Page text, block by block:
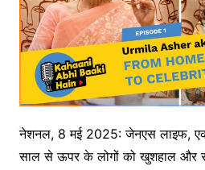
नेशनल, 8 मई 2025: जेनएस लाइफ,
साल से ऊपर के लोगों को खुशहाल और